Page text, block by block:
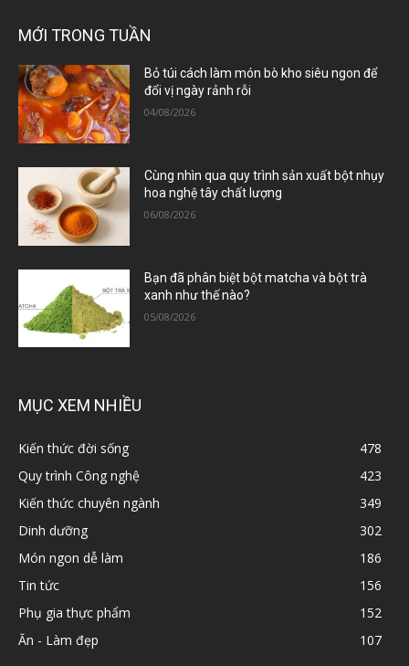
MỚI TRONG TUẦN
Bỏ túi cách làm món bò kho siêu ngon để
đổi vị ngày rảnh rỗi
04/08/2026
Cùng nhìn qua quy trình sản xuất bột nhụy
hoa nghệ tây chất lượng
06/08/2026
Bạn đã phân biệt bột matcha và bột trà
xanh như thế nào?
05/08/2026
MỤC XEM NHIỀU
Kiến thức đời sống
478
Quy trình Công nghệ
423
Kiến thức chuyên ngành
349
Dinh dưỡng
302
Món ngon dễ làm
186
Tin tức
156
Phụ gia thực phẩm
152
Ăn - Làm đẹp
107